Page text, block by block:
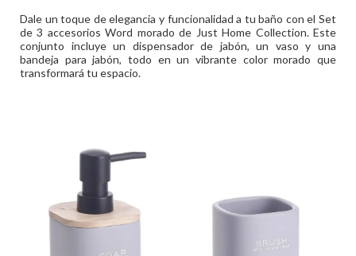
Dale un toque de elegancia y funcionalidad a tu baño con el Set
de 3 accesorios Word morado de Just Home Collection. Este
conjunto incluye un dispensador de jabón, un vaso y una
bandeja para jabón, todo en un vibrante color morado que
transformará tu espacio.